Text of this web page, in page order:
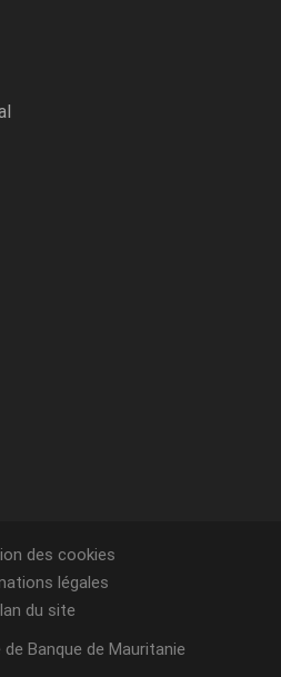
des cookies
légales
du site
Banque de Mauritanie